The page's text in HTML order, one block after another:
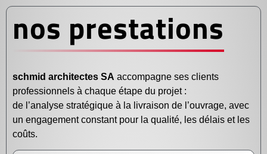
nos prestations
schmid architectes SA accompagne ses clients
professionnels à chaque étape du projet :
de l’analyse stratégique à la livraison de l’ouvrage, avec
un engagement constant pour la qualité, les délais et les
coûts.